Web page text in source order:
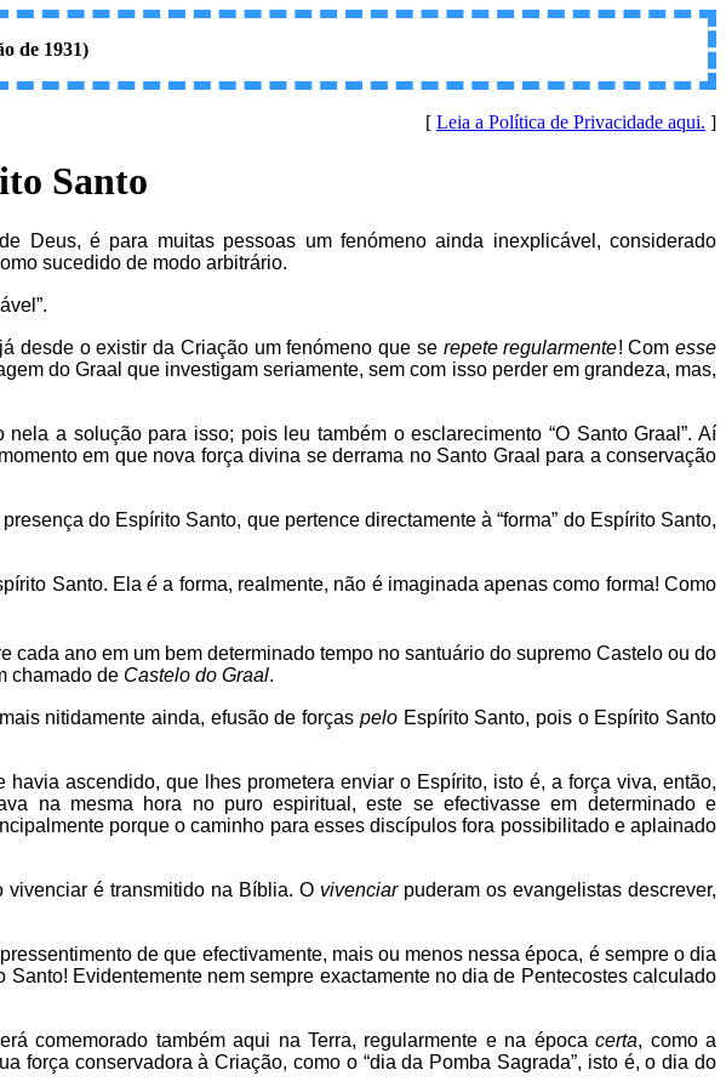
de 1931)
[ Leia a Política de Privacidade aqui. ]
Santo
Deus, é para muitas pessoas um fenómeno ainda inexplicável, considerado
sucedido de modo arbitrário.
desde o existir da Criação um fenómeno que se repete regularmente! Comesse
do Graal que investigam seriamente, sem com isso perder em grandeza, mas,
a solução para isso; pois leu também o esclarecimento “O Santo Graal”. Aí
em que nova força divina se derrama no Santo Graal para a conservação
do Espírito Santo, que pertence directamente à “forma” do Espírito Santo,
Santo. Elaéa forma, realmente, não é imaginada apenas como forma! Como
ano em um bem determinado tempo no santuário do supremo Castelo ou do
chamado de Castelo do Graal.
nitidamente ainda, efusão de forças pelo Espírito Santo, pois o Espírito Santo
ascendido, que lhes prometera enviar o Espírito, isto é, a força viva, então,
na mesma hora no puro espiritual, este se efectivasse em determinado e
porque o caminho para esses discípulos fora possibilitado e aplainado
vivenciar é transmitido na Bíblia. O vivenciar puderam os evangelistas descrever,
de que efectivamente, mais ou menos nessa época, é sempre o dia
Evidentemente nem sempre exactamente no dia de Pentecostes calculado
comemorado também aqui na Terra, regularmente e na épocacerta, como a
força conservadora à Criação, como o “dia da Pomba Sagrada”, isto é, o dia do